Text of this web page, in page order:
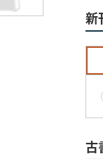
新
古